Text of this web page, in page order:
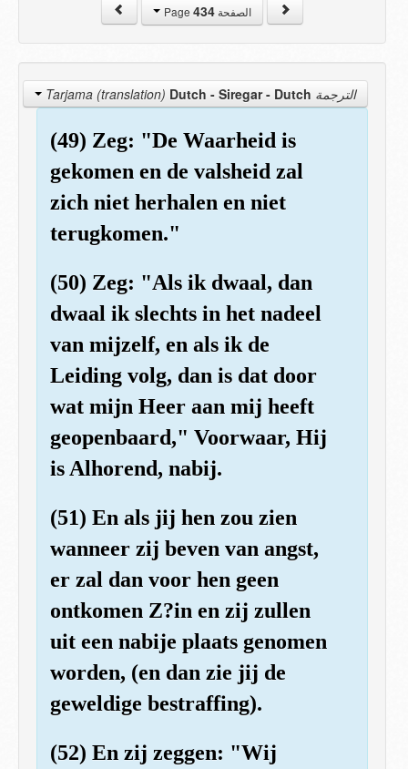
الصفحة Page434
الترجمة Tarjama (translation) Dutch - Siregar- Dutch
(49) Zeg: "De Waarheid is
gekomen en de valsheid zal
zich niet herhalen en niet
terugkomen."
(50) Zeg: "Als ik dwaal, dan
dwaal ik slechts in het nadeel
van mijzelf, en als ik de
Leiding volg, dan is dat door
wat mijn Heer aan mij heeft
geopenbaard," Voorwaar, Hij
is Alhorend, nabij.
(51) En als jij hen zou zien
wanneer zij beven van angst,
er zal dan voor hen geen
ontkomen Z?in en zij zullen
uit een nabije plaats genomen
worden, (en dan zie jij de
geweldige bestraffing).
(52) En zij zeggen: "Wij